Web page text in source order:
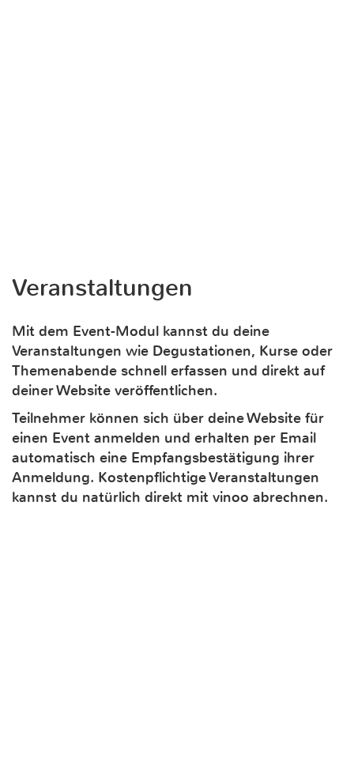
Veranstaltungen
Mit dem Event-Modul kannst du deine
Veranstaltungen wie Degustationen, Kurse oder
Themenabende schnell erfassen und direkt auf
deiner Website veröffentlichen.
Teilnehmer können sich über deine Website für
einen Event anmelden und erhalten per Email
automatisch eine Empfangsbestätigung ihrer
Anmeldung. Kostenpflichtige Veranstaltungen
kannst du natürlich direkt mit vinoo abrechnen.